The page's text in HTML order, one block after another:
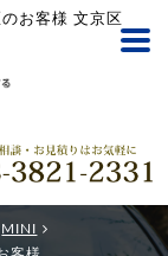
お客様 文京区
MINI